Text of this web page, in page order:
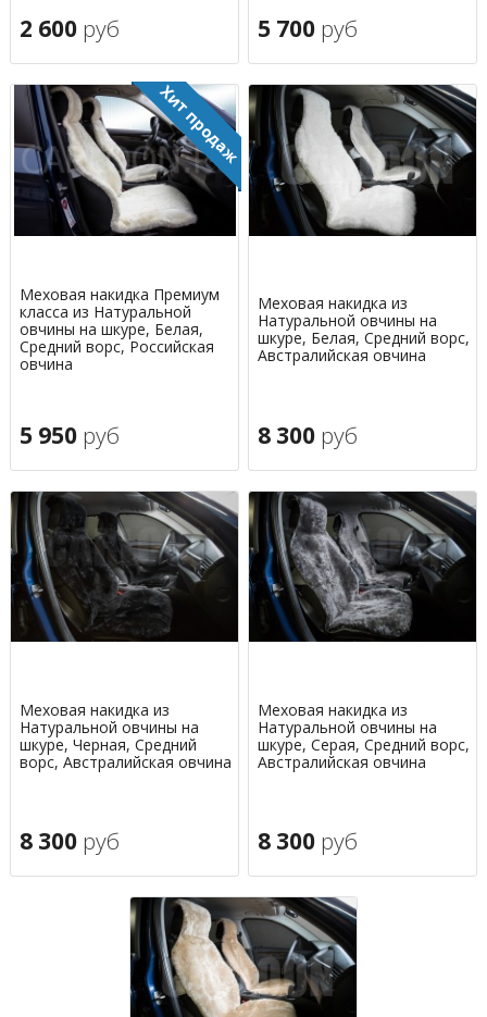
2 600 руб 5 700 руб
Меховая накидка Премиум
класса из Натуральной
овчины на шкуре, Белая,
Средний ворс, Российская
овчина
5 950 руб
Меховая накидка из
Натуральной овчины на
шкуре, Белая, Средний ворс,
Австралийская овчина
8 300 руб
Меховая накидка из
Натуральной овчины на
шкуре, Черная, Средний
ворс, Австралийская овчина
8 300 руб
Меховая накидка из
Натуральной овчины на
шкуре, Серая, Средний ворс,
Австралийская овчина
8 300 руб